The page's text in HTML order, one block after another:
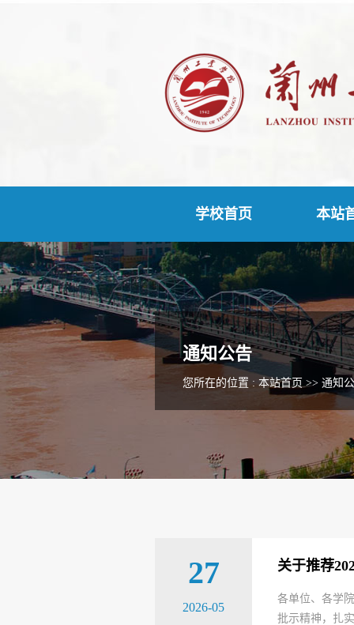
学校首页 本站
通知公告
您所在的位置 : 本站首页 >> 通知
27
2026-05
关于推荐
各单位、各学
批示精神，扎